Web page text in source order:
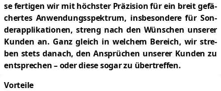
se fer­ti­gen wir mit höchs­ter Prä­zi­si­on für ein breit ge­fä­
cher­tes An­wen­dungs­spek­trum, ins­be­son­de­re für Son­
der­ap­pli­ka­tio­nen, streng nach den Wün­schen un­se­rer
Kun­den an. Ganz gleich in wel­chem Be­reich, wir stre­
ben stets da­nach, den An­sprü­chen un­se­rer Kun­den zu
ent­spre­chen – oder die­se so­gar zu über­tref­fen.
Vorteile